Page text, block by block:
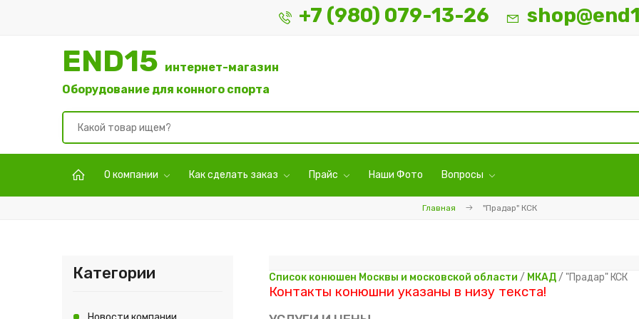
+7 (980) 079-13-26
END15 интернет-магазин
Оборудование для конного спорта
О компании Как сделать заказ Прайс Наши Фото Вопросы
Главная "Прадар" КСК
Список конюшен Москвы и московской области / МКАД/ "Прадар" КСК
Контакты конюшни указаны в низу текста!
Категории